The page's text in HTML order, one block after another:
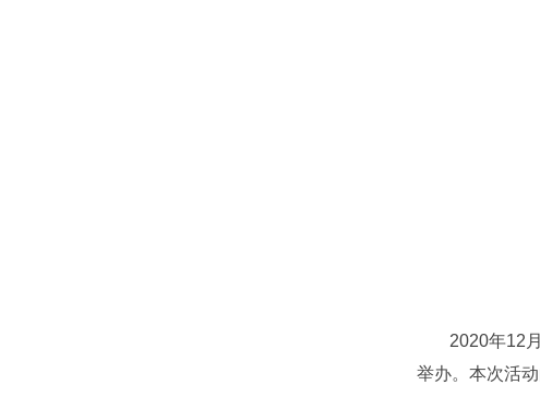
2020年12
举办。本次活